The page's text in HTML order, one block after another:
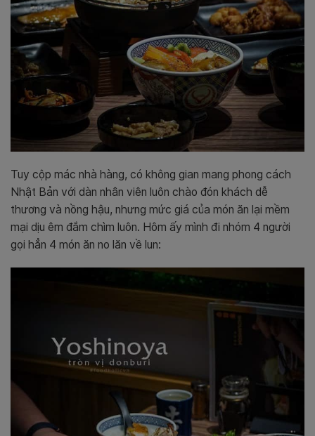
Tuy cộp mác nhà hàng, có không gian mang phong cách
Nhật Bản với dàn nhân viên luôn chào đón khách dễ
thương và nồng hậu, nhưng mức giá của món ăn lại mềm
mại dịu êm đắm chìm luôn. Hôm ấy mình đi nhóm 4 người
gọi hẳn 4 món ăn no lăn về lun: